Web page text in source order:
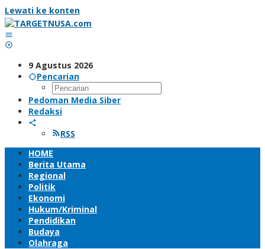
Lewati ke konten
9 Agustus 2026
Pencarian
Pedoman Media Siber
Redaksi
RSS
HOME
Berita Utama
Regional
Politik
Ekonomi
Hukum/Kriminal
Pendidikan
Budaya
Olahraga